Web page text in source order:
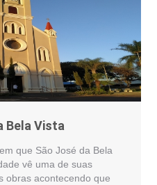
Bela Vista
que São José da Bela
vê uma de suas
obras acontecendo que